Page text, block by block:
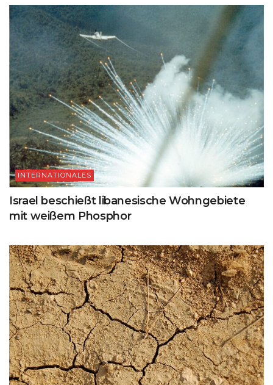
INTERNATIONALES
Israel beschießt libanesische Wohngebiete
mit weißem Phosphor